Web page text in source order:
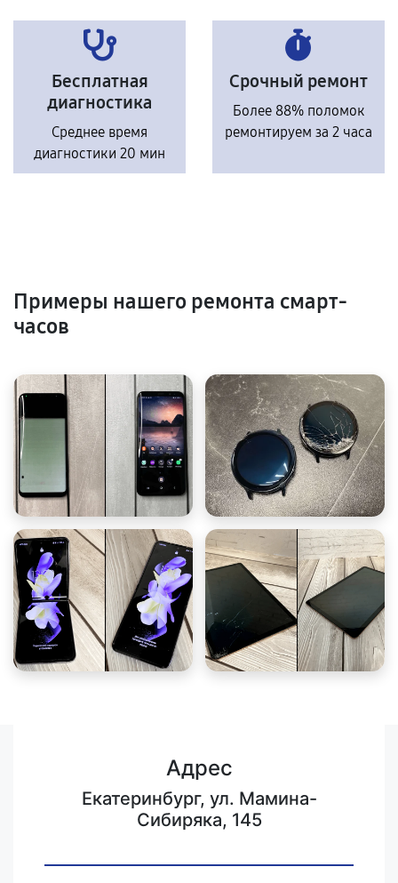
Бесплатная
диагностика
Среднее время
диагностики 20 мин
Срочный ремонт
Более 88% поломок
ремонтируем за 2 часа
Примеры нашего ремонта смарт-
часов
Адрес
Екатеринбург, ул. Мамина-
Сибиряка, 145